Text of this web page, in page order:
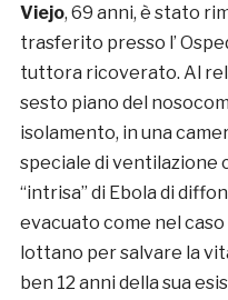
Viejo, 69 anni, è stato
trasferito presso l’
tuttora ricoverato. Al
sesto piano del
isolamento, in una
speciale di ventilazione
“intrisa” di Ebola di
evacuato come nel
lottano per salvare la
ben 12 anni della sua